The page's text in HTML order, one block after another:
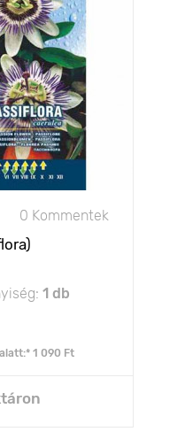
0 Kommentek
1 db
1 090 Ft